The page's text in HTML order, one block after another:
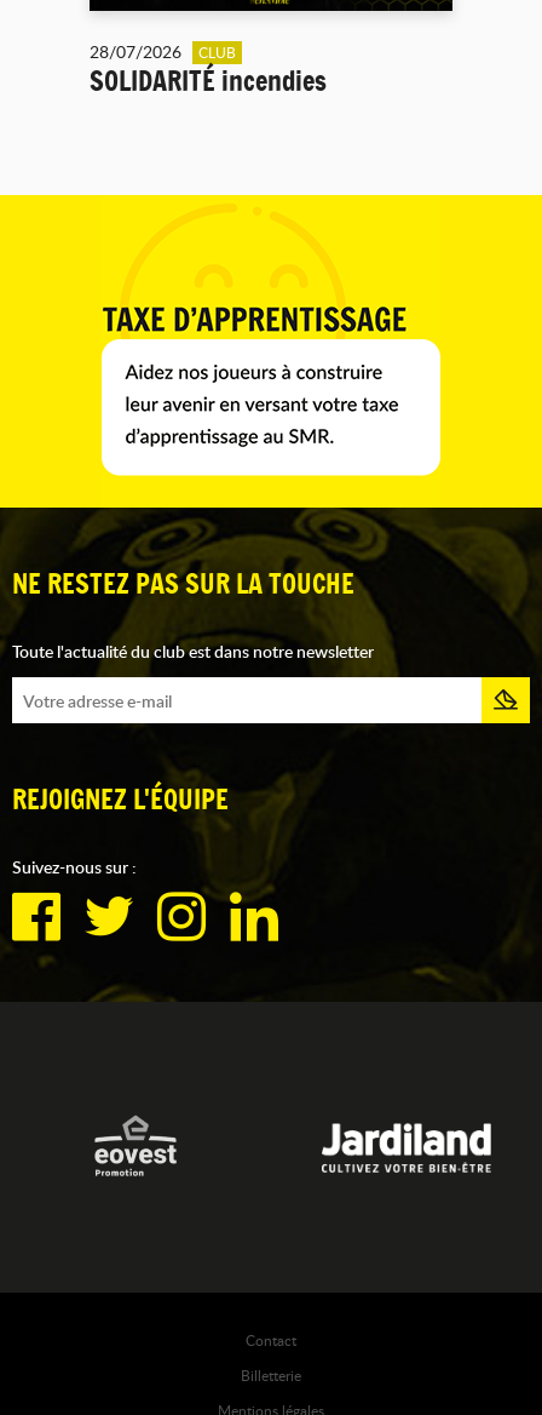
28/07/2026 CLUB
SOLIDARITÉ incendies
NE RESTEZ PAS SUR LA TOUCHE
Toute l'actualité du club est dans notre newsletter
REJOIGNEZ L'ÉQUIPE
Suivez-nous sur :
Contact
Billetterie
Mentions légales